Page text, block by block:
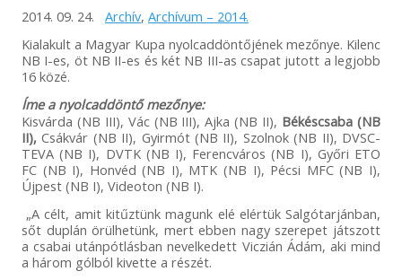
2014. 09. 24. Archív, Archívum – 2014.
Kialakult a Magyar Kupa nyolcaddöntőjének mezőnye. Kilenc
NB I-es, öt NB II-es és két NB III-as csapat jutott a legjobb
16 közé.
Íme a nyolcaddöntő mezőnye:
Kisvárda (NB III), Vác (NB III), Ajka (NB II), Békéscsaba (NB
II),Csákvár (NB II), Gyirmót (NB II), Szolnok (NB II), DVSC-
TEVA (NB I), DVTK (NB I), Ferencváros (NB I), Győri ETO
FC (NB I), Honvéd (NB I), MTK (NB I), Pécsi MFC (NB I),
Újpest (NB I), Videoton (NB I).
„A célt, amit kitűztünk magunk elé elértük Salgótarjánban,
sőt duplán örülhetünk, mert ebben nagy szerepet játszott
a csabai utánpótlásban nevelkedett Viczián Ádám, aki mind
a három gólból kivette a részét.